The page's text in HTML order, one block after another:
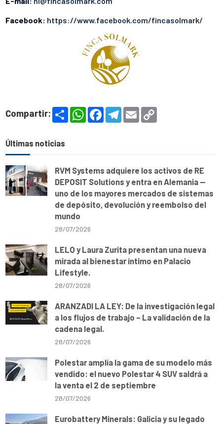
Facebook: https://www.facebook.com/fincasolmark/
Compartir:
S
h
W
h
p
F
T
e
m
E
m
Últimas noticias
RVM Systems adquiere los activos de RE
DEPOSIT Solutions y entra en Alemania —
uno de los mayores mercados de sistemas
de depósito, devolución y reembolso del
mundo
28/07/2026
LELO y Laura Zurita presentan una nueva
mirada al bienestar íntimo en Palacio
Lifestyle.
28/07/2026
ARANZADI LA LEY: De la investigación legal
a los flujos de trabajo – La validación de la
cadena legal.
28/07/2026
Polestar amplía la gama de su modelo más
vendido: el nuevo Polestar 4 SUV saldrá a
la venta el 2 de septiembre
28/07/2026
Eurobattery Minerals: Galicia y su legado